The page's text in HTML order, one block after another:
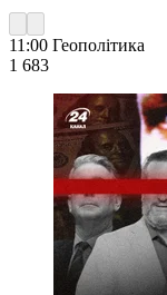
11:00 Геополітика
1 683